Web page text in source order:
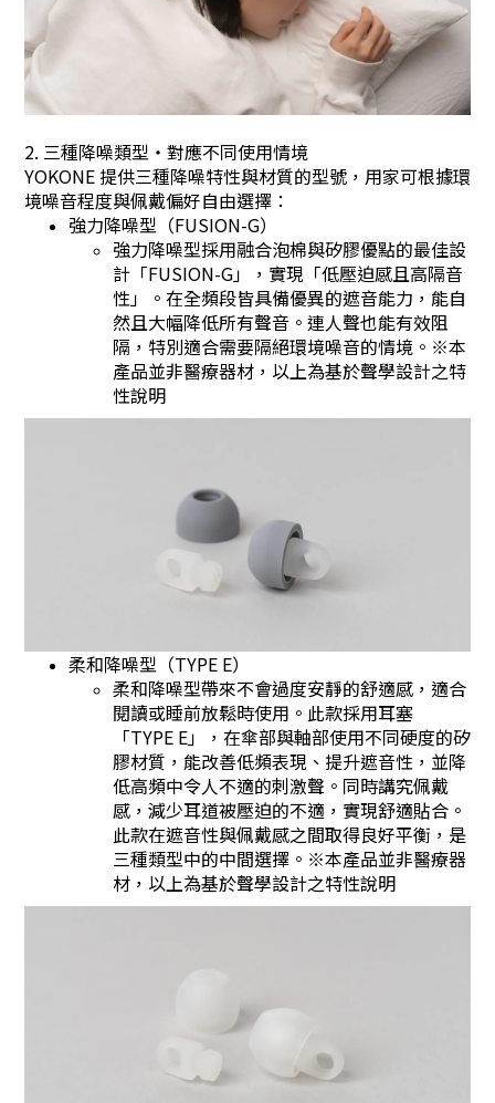
2. 三種降噪類型・對應不同使用情境
YOKONE 提供三種降噪特性與材質的型號，用家可根據環
境噪音程度與佩戴偏好自由選擇：
強力降噪型（FUSION-G）
強力降噪型採用融合泡棉與矽膠優點的最佳設
計「FUSION-G」，實現「低壓迫感且高隔音
性」。在全頻段皆具備優異的遮音能力，能自
然且大幅降低所有聲音。連人聲也能有效阻
隔，特別適合需要隔絕環境噪音的情境。※本
產品並非醫療器材，以上為基於聲學設計之特
性說明
柔和降噪型（TYPE E）
柔和降噪型帶來不會過度安靜的舒適感，適合
閱讀或睡前放鬆時使用。此款採用耳塞
「TYPE E」，在傘部與軸部使用不同硬度的矽
膠材質，能改善低頻表現、提升遮音性，並降
低高頻中令人不適的刺激聲。同時講究佩戴
感，減少耳道被壓迫的不適，實現舒適貼合。
此款在遮音性與佩戴感之間取得良好平衡，是
三種類型中的中間選擇。※本產品並非醫療器
材，以上為基於聲學設計之特性說明